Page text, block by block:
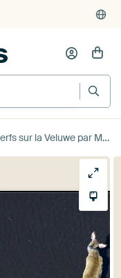
Veluwe par Marco van Middelkoop